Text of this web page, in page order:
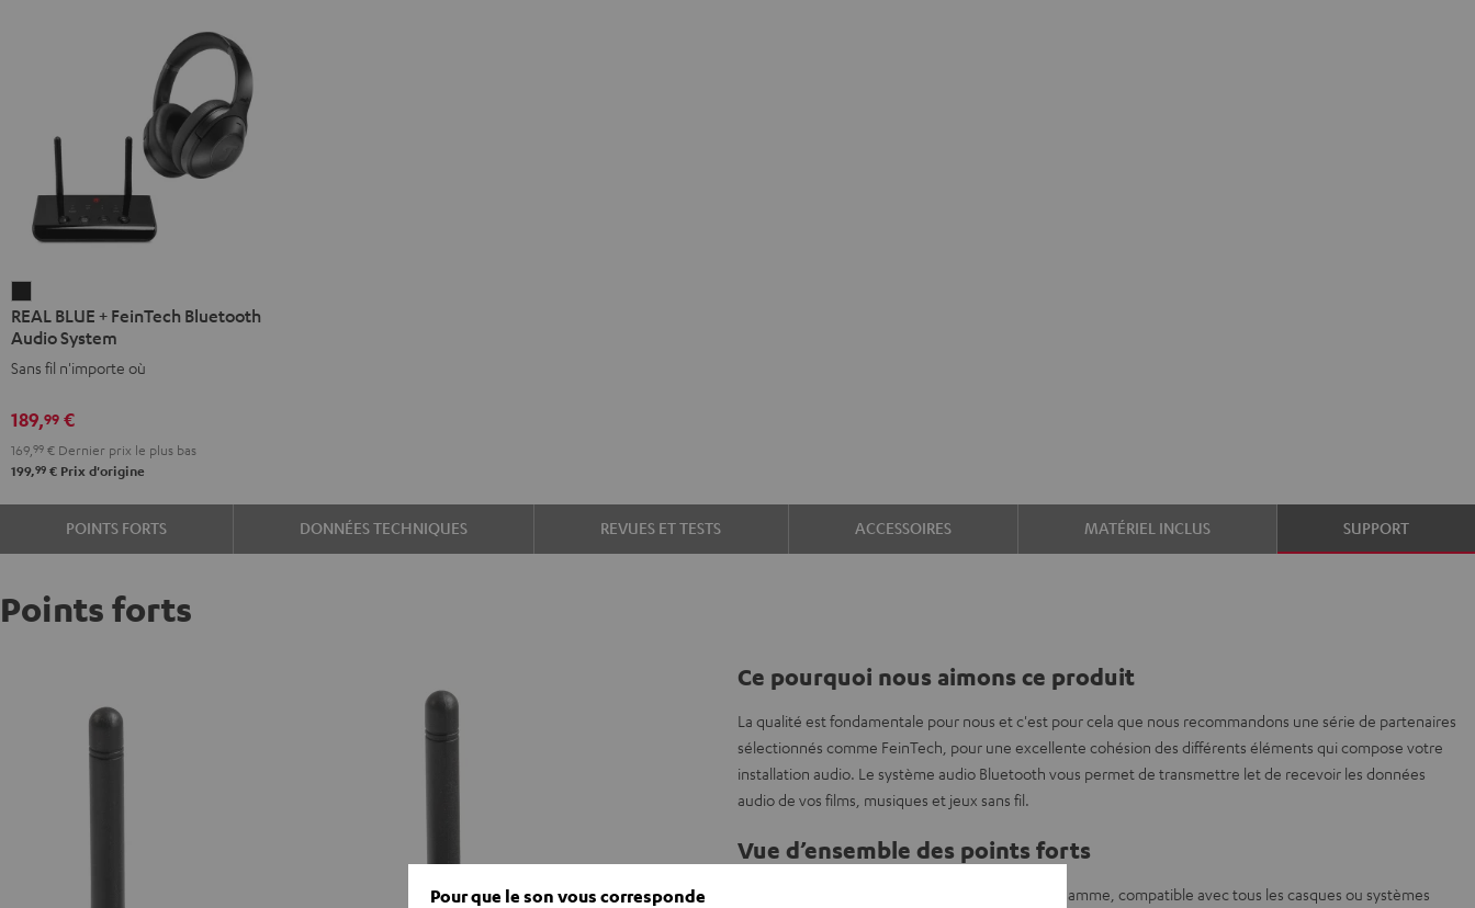
BLUE
+
FeinTech
Audio
System
Night
Black
REAL BLUE + FeinTech Bluetooth
Audio System
Sans fil n'importe où
189,99 €
169, 99 € Dernier prix le plus bas
199,99 € Prix d'origine
POINTS FORTS DONNÉES TECHNIQUES REVUES ET TESTS ACCESSOIRES MATÉRIEL INCLUS SUPPORT
Points forts
Ce pourquoi nous aimons ce produit
La qualité est fondamentale pour nous et c'est pour cela que nous recommandons une série de partenaires
sélectionnés comme FeinTech, pour une excellente cohésion des différents éléments qui compose votre
installation audio. Le système audio Bluetooth vous permet de transmettre let de recevoir les données
audio de vos films, musiques et jeux sans fil.
Vue d’ensemble des points forts
Émetteur et récepteur Bluetooth de haut de gamme, compatible avec tous les casques ou systèmes
Pour que le son vous corresponde